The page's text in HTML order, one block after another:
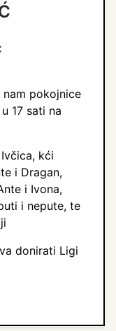
pokojnice
17 sati na
kći
i Dragan,
i Ivona,
i nepute, te
donirati Ligi